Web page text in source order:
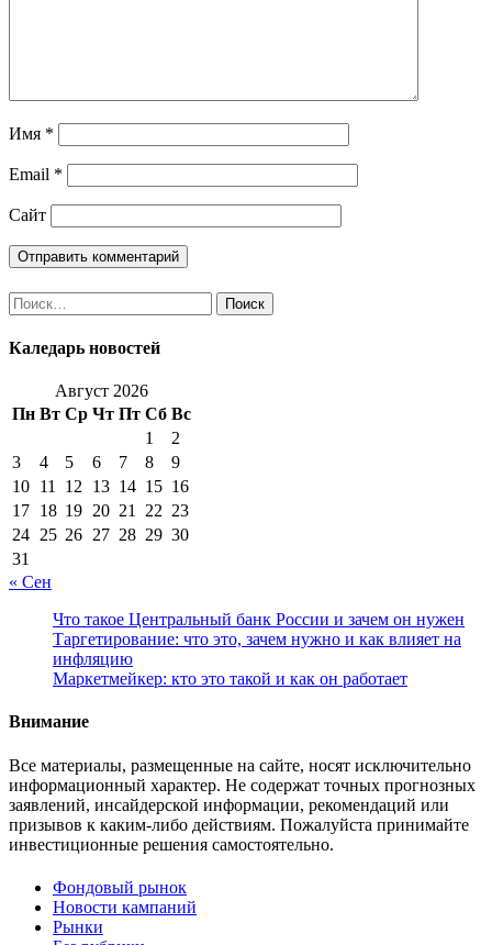
Имя *
Email *
Сайт
Найти:
Каледарь новостей
Август 2026
Пн Вт Ср Чт Пт Сб Вс
1
2
3
4 5 6 7 8
9
10 11 12 13 14 15 16
17 18 19 20 21 22 23
24 25 26 27 28 29 30
31
« Сен
Что такое Центральный банк России и зачем он нужен
Таргетирование: что это, зачем нужно и как влияет на
инфляцию
Маркетмейкер: кто это такой и как он работает
Внимание
Все материалы, размещенные на сайте, носят исключительно
информационный характер. Не содержат точных прогнозных
заявлений, инсайдерской информации, рекомендаций или
призывов к каким-либо действиям. Пожалуйста принимайте
инвестиционные решения самостоятельно.
Фондовый рынок
Новости кампаний
Рынки